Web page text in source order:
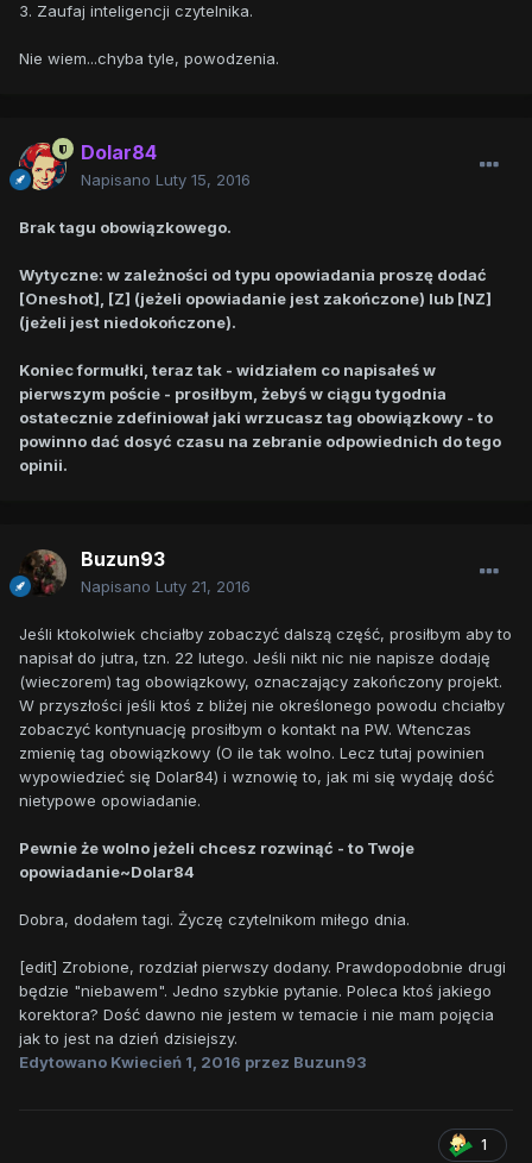
3. Zaufaj inteligencji czytelnika.
Nie wiem...chyba tyle, powodzenia.
Dolar84
Napisano Luty 15, 2016
Brak tagu obowiązkowego.
Wytyczne: w zależności od typu opowiadania proszę dodać
[Oneshot], [Z] (jeżeli opowiadanie jest zakończone) lub [NZ]
(jeżeli jest niedokończone).
Koniec formułki, teraz tak - widziałem co napisałeś w
pierwszym poście - prosiłbym, żebyś w ciągu tygodnia
ostatecznie zdefiniował jaki wrzucasz tag obowiązkowy - to
powinno dać dosyć czasu na zebranie odpowiednich do tego
opinii.
Buzun93
Napisano Luty 21, 2016
Jeśli ktokolwiek chciałby zobaczyć dalszą część, prosiłbym aby to
napisał do jutra, tzn. 22 lutego. Jeśli nikt nic nie napisze dodaję
(wieczorem) tag obowiązkowy, oznaczający zakończony projekt.
W przyszłości jeśli ktoś z bliżej nie określonego powodu chciałby
zobaczyć kontynuację prosiłbym o kontakt na PW. Wtenczas
zmienię tag obowiązkowy (O ile tak wolno. Lecz tutaj powinien
wypowiedzieć się Dolar84) i wznowię to, jak mi się wydaję dość
nietypowe opowiadanie.
Pewnie że wolno jeżeli chcesz rozwinąć - to Twoje
opowiadanie~Dolar84
Dobra, dodałem tagi. Życzę czytelnikom miłego dnia.
[edit] Zrobione, rozdział pierwszy dodany. Prawdopodobnie drugi
będzie "niebawem". Jedno szybkie pytanie. Poleca ktoś jakiego
korektora? Dość dawno nie jestem w temacie i nie mam pojęcia
jak to jest na dzień dzisiejszy.
Edytowano Kwiecień 1, 2016 przez Buzun93
1